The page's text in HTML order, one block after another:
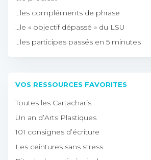
…les compléments de phrase
…le « objectif dépassé » du LSU
…les participes passés en 5 minutes
VOS RESSOURCES FAVORITES
Toutes les Cartacharis
Un an d’Arts Plastiques
101 consignes d’écriture
Les ceintures sans stress